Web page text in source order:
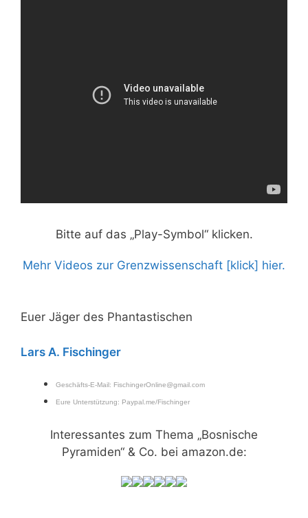
Bitte auf das „Play-Symbol“ klicken.
Mehr Videos zur Grenzwissenschaft [klick] hier.
Euer Jäger des Phantastischen
Lars A. Fischinger
Geschäfts-E-Mail: FischingerOnline@gmail.com
Eure Unterstützung: Paypal.me/Fischinger
Interessantes zum Thema „Bosnische
Pyramiden“ & Co. bei amazon.de: